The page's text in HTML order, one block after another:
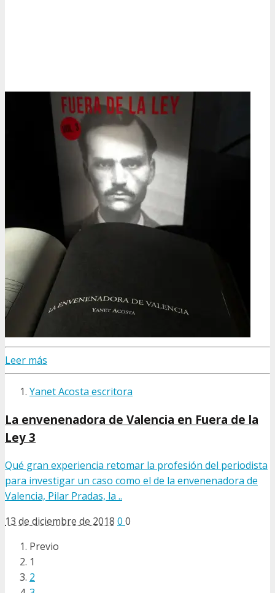
Leer más
Yanet Acosta escritora
La envenenadora de Valencia en Fuera de la
Ley 3
Qué gran experiencia retomar la profesión del periodista
para investigar un caso como el de la envenenadora de
Valencia, Pilar Pradas, la ..
13 de diciembre de 2018 0 0
Previo
1
2